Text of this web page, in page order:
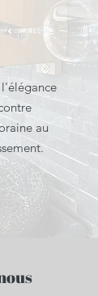
l'élégance
au